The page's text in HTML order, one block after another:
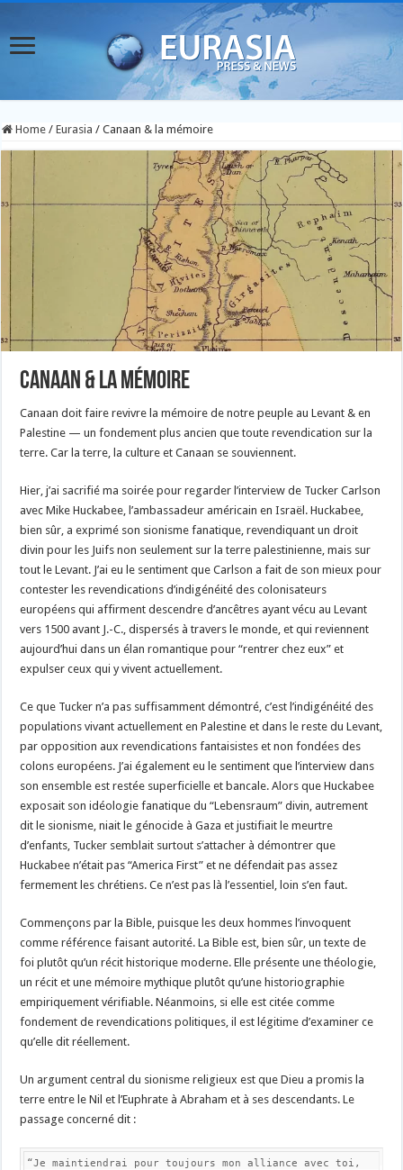
Home / Eurasia / Canaan & la mémoire
Canaan & la mémoire
Canaan doit faire revivre la mémoire de notre peuple au Levant & en
Palestine — un fondement plus ancien que toute revendication sur la
terre. Car la terre, la culture et Canaan se souviennent.
Hier, j’ai sacrifié ma soirée pour regarder l’interview de Tucker Carlson
avec Mike Huckabee, l’ambassadeur américain en Israël. Huckabee,
bien sûr, a exprimé son sionisme fanatique, revendiquant un droit
divin pour les Juifs non seulement sur la terre palestinienne, mais sur
tout le Levant. J’ai eu le sentiment que Carlson a fait de son mieux pour
contester les revendications d’indigénéité des colonisateurs
européens qui affirment descendre d’ancêtres ayant vécu au Levant
vers 1500 avant J.-C., dispersés à travers le monde, et qui reviennent
aujourd’hui dans un élan romantique pour “rentrer chez eux” et
expulser ceux qui y vivent actuellement.
Ce que Tucker n’a pas suffisamment démontré, c’est l’indigénéité des
populations vivant actuellement en Palestine et dans le reste du Levant,
par opposition aux revendications fantaisistes et non fondées des
colons européens. J’ai également eu le sentiment que l’interview dans
son ensemble est restée superficielle et bancale. Alors que Huckabee
exposait son idéologie fanatique du “Lebensraum” divin, autrement
dit le sionisme, niait le génocide à Gaza et justifiait le meurtre
d’enfants, Tucker semblait surtout s’attacher à démontrer que
Huckabee n’était pas “America First” et ne défendait pas assez
fermement les chrétiens. Ce n’est pas là l’essentiel, loin s’en faut.
Commençons par la Bible, puisque les deux hommes l’invoquent
comme référence faisant autorité. La Bible est, bien sûr, un texte de
foi plutôt qu’un récit historique moderne. Elle présente une théologie,
un récit et une mémoire mythique plutôt qu’une historiographie
empiriquement vérifiable. Néanmoins, si elle est citée comme
fondement de revendications politiques, il est légitime d’examiner ce
qu’elle dit réellement.
Un argument central du sionisme religieux est que Dieu a promis la
terre entre le Nil et l’Euphrate à Abraham et à ses descendants. Le
passage concerné dit :
“Je maintiendrai pour toujours mon alliance avec toi,